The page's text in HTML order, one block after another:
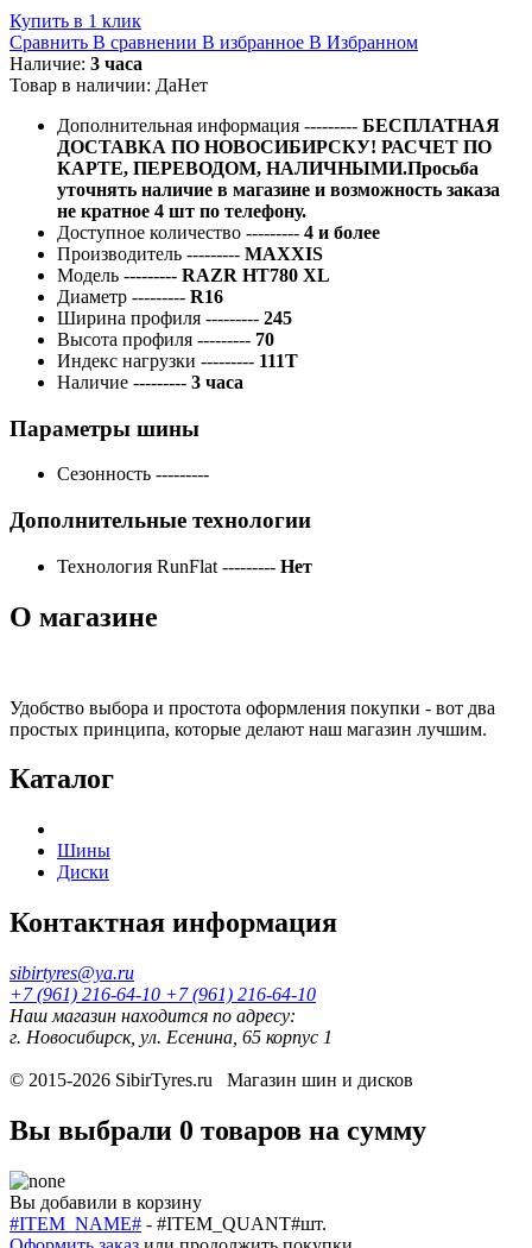
Купить в 1 клик
Сравнить В сравнении В избранное В Избранном
Наличие: 3 часа
Товар в наличии: ДаНет
Дополнительная информация --------- БЕСПЛАТНАЯ
ДОСТАВКА ПО НОВОСИБИРСКУ! РАСЧЕТ ПО
КАРТЕ, ПЕРЕВОДОМ, НАЛИЧНЫМИ.Просьба
уточнять наличие в магазине и возможность заказа
не кратное 4 шт по телефону.
Доступное количество --------- 4 и более
Производитель --------- MAXXIS
Модель --------- RAZR HT780 XL
Диаметр --------- R16
Ширина профиля --------- 245
Высота профиля --------- 70
Индекс нагрузки --------- 111T
Наличие --------- 3 часа
Параметры шины
Сезонность ---------
Дополнительные технологии
Технология RunFlat --------- Нет
О магазине
Удобство выбора и простота оформления покупки - вот два
простых принципа, которые делают наш магазин лучшим.
Каталог
Шины
Диски
Контактная информация
sibirtyres@ya.ru
+7 (961) 216-64-10 +7 (961) 216-64-10
Наш магазин находится по адресу:
г. Новосибирск, ул. Есенина, 65 корпус 1
© 2015-2026 SibirTyres.ru Магазин шин и дисков
Вы выбрали 0 товаров на сумму
Вы добавили в корзину
#ITEM_NAME# - #ITEM_QUANT#шт.